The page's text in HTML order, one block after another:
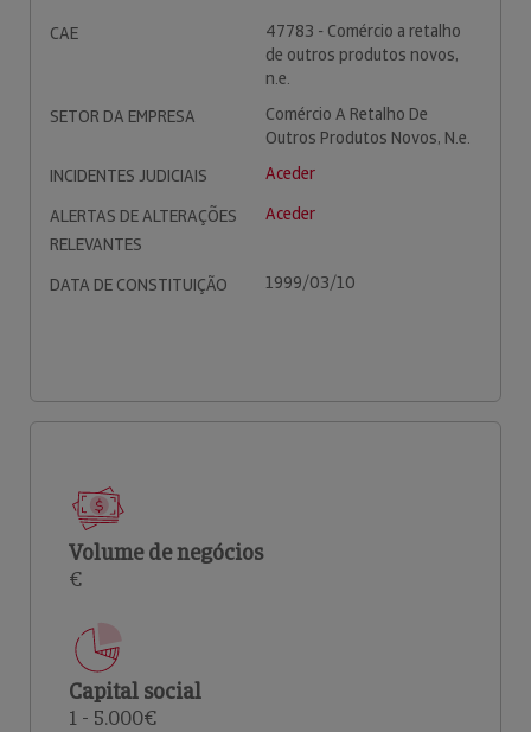
CAE
47783 - Comércio a retalho
de outros produtos novos,
n.e.
SETOR DA EMPRESA
Comércio A Retalho De
Outros Produtos Novos, N.e.
INCIDENTES JUDICIAIS
Aceder
ALERTAS DE ALTERAÇÕES
RELEVANTES
Aceder
DATA DE CONSTITUIÇÃO 1999/03/10
Volume de negócios
€
Capital social
1 - 5.000€